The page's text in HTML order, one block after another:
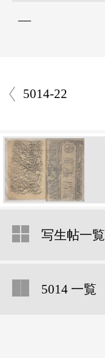
―
5014-22
写生帖一覧
5014 一覧